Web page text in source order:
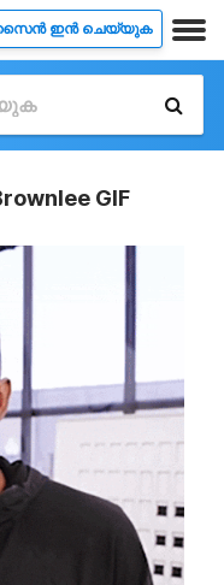
ഇൻ ചെയ്യുക
GIF